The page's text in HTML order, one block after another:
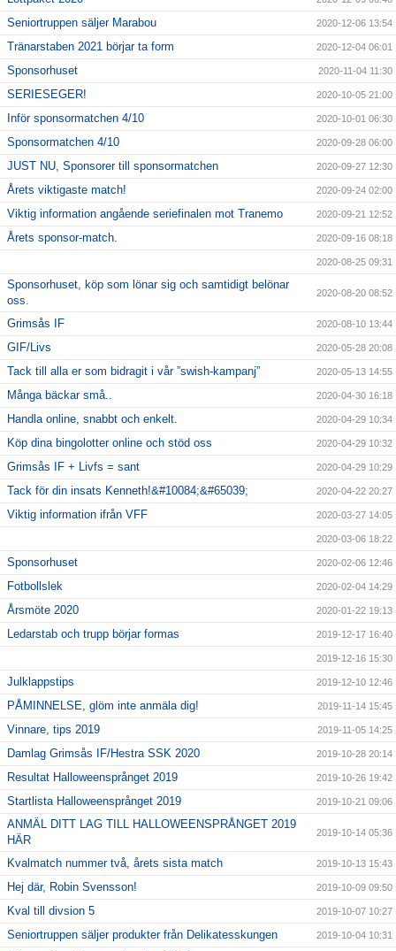
Seniortruppen säljer Marabou 2020-12-06 13:54
Tränarstaben 2021 börjar ta form 2020-12-04 06:01
Sponsorhuset 2020-11-04 11:30
SERIESEGER! 2020-10-05 21:00
Inför sponsormatchen 4/10 2020-10-01 06:30
Sponsormatchen 4/10 2020-09-28 06:00
JUST NU, Sponsorer till sponsormatchen 2020-09-27 12:30
Årets viktigaste match! 2020-09-24 02:00
Viktig information angående seriefinalen mot Tranemo 2020-09-21 12:52
Årets sponsor-match. 2020-09-16 08:18
2020-08-25 09:31
Sponsorhuset, köp som lönar sig och samtidigt belönar
oss.
2020-08-20 08:52
Grimsås IF 2020-08-10 13:44
GIF/Livs 2020-05-28 20:08
Tack till alla er som bidragit i vår ”swish-kampanj” 2020-05-13 14:55
Många bäckar små.. 2020-04-30 16:18
Handla online, snabbt och enkelt. 2020-04-29 10:34
Köp dina bingolotter online och stöd oss 2020-04-29 10:32
Grimsås IF + Livfs = sant 2020-04-29 10:29
Tack för din insats Kenneth!&#10084;&#65039; 2020-04-22 20:27
Viktig information ifrån VFF 2020-03-27 14:05
2020-03-06 18:22
Sponsorhuset 2020-02-06 12:46
Fotbollslek 2020-02-04 14:29
Årsmöte 2020 2020-01-22 19:13
Ledarstab och trupp börjar formas 2019-12-17 16:40
2019-12-16 15:30
Julklappstips 2019-12-10 12:46
PÅMINNELSE, glöm inte anmäla dig! 2019-11-14 15:45
Vinnare, tips 2019 2019-11-05 14:25
Damlag Grimsås IF/Hestra SSK 2020 2019-10-28 20:14
Resultat Halloweensprånget 2019 2019-10-26 19:42
Startlista Halloweensprånget 2019 2019-10-21 09:06
ANMÄL DITT LAG TILL HALLOWEENSPRÅNGET 2019
HÄR
2019-10-14 05:36
Kvalmatch nummer två, årets sista match 2019-10-13 15:43
Hej där, Robin Svensson! 2019-10-09 09:50
Kval till divsion 5 2019-10-07 10:27
Seniortruppen säljer produkter från Delikatesskungen 2019-10-04 10:31